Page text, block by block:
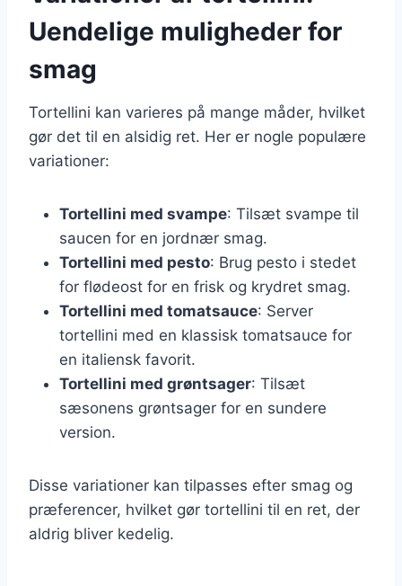
Uendelige muligheder for
smag
Tortellini kan varieres på mange måder, hvilket
gør det til en alsidig ret. Her er nogle populære
variationer:
Tortellini med svampe: Tilsæt svampe til
saucen for en jordnær smag.
Tortellini med pesto: Brug pesto i stedet
for flødeost for en frisk og krydret smag.
Tortellini med tomatsauce: Server
tortellini med en klassisk tomatsauce for
en italiensk favorit.
Tortellini med grøntsager: Tilsæt
sæsonens grøntsager for en sundere
version.
Disse variationer kan tilpasses efter smag og
præferencer, hvilket gør tortellini til en ret, der
aldrig bliver kedelig.